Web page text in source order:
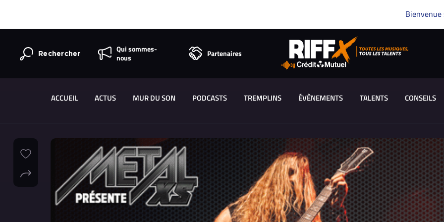
Bienvenue
Rechercher
Qui sommes-
nous
Partenaires
ACCUEIL ACTUS MUR DU SON PODCASTS TREMPLINS ÉVÈNEMENTS TALENTS CONSEILS